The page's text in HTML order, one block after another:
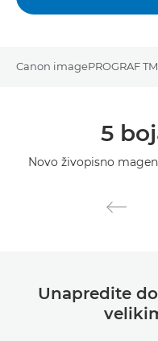
Canon imagePROGRAF
5
Novo živopisno
Unapredite